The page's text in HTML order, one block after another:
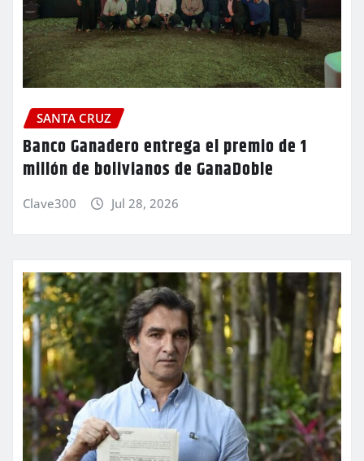
SANTA CRUZ
Banco Ganadero entrega el premio de 1
millón de bolivianos de GanaDoble
Clave300 Jul 28, 2026